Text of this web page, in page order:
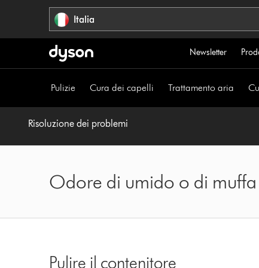
Italia
Newsletter
Pulizie Cura dei capelli Trattamento aria
Risoluzione dei problemi
Odore di umido o di muffa
Pulire il contenitore